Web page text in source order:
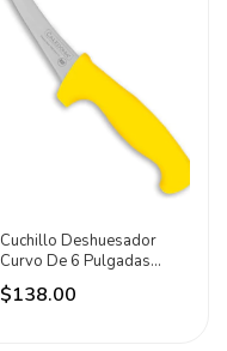
Cuchillo Deshuesador
Curvo De 6 Pulgadas
Cadec-6a Caledonia
Amarillo
$138.00